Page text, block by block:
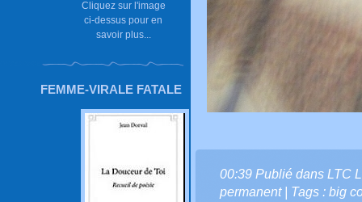
Cliquez sur l'image
ci-dessus pour en
savoir plus...
FEMME-VIRALE FATALE
00:39 Publié dans LTC
permanent| Tags : big